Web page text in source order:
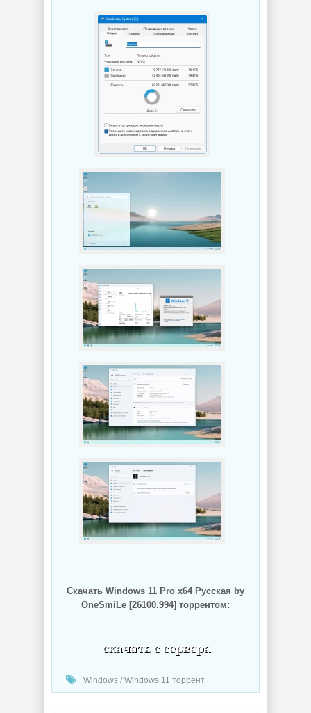
Скачать Windows 11 Pro x64 Русская by
OneSmiLe [26100.994] торрентом:
Windows / Windows 11 торрент